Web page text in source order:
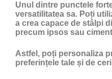
Unul dintre punctele
versatilitatea sa. Poți
a crea capace de stâlpi
precum ipsos sau ciment
Astfel, poți personaliza
preferințele tale și de